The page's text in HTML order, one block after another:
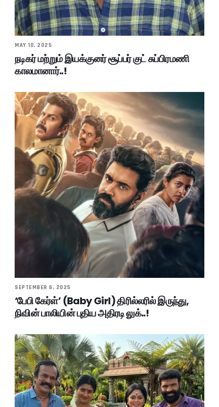
MAY 10, 2025
நடிகர் மற்றும் இயக்குனர் சூப்பர் குட் சுப்பிரமணி
காலமானார்..!
SEPTEMBER 6, 2025
‘பேபி கேர்ள்’ (Baby Girl) திரில்லரில் இருந்து,
நிவின் பாலியின் புதிய அதிரடி லுக்..!